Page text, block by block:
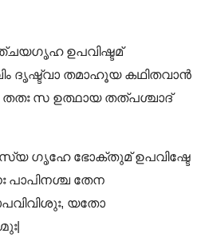
ഉപവിഷ്ടമ്
ദൃഷ്ട്വാ തമാഹൂയ കഥിതവാൻ
തതഃ സ ഉത്ഥായ തത്പശ്ചാദ്
ഗൃഹേ ഭോക്തുമ് ഉപവിഷ്ടേ
പാപിനശ്ച തേന
യതോ